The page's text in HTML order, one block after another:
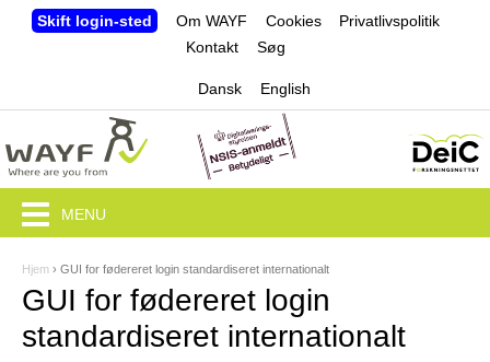
Jump to navigation
Skift login-sted Om WAYF Cookies
Privatlivspolitik
Kontakt
Søg
Dansk English
D
u
e
Hjem › GUI for fødereret login standardiseret internationalt
GUI for fødereret login
standardiseret internationalt
MENU